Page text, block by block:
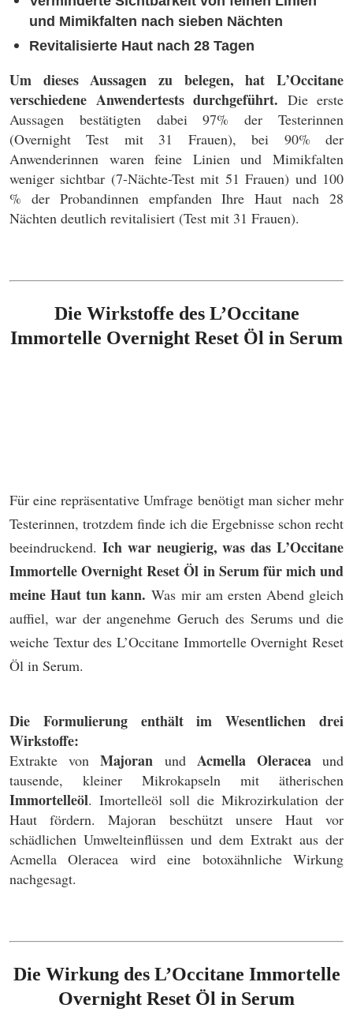
und Mimikfalten nach sieben Nächten
Revitalisierte Haut nach 28 Tagen
Um dieses Aussagen zu belegen, hat L’Occitane
verschiedene Anwendertests durchgeführt. Die erste
Aussagen bestätigten dabei 97% der Testerinnen
(Overnight Test mit 31 Frauen), bei 90% der
Anwenderinnen waren feine Linien und Mimikfalten
weniger sichtbar (7-Nächte-Test mit 51 Frauen) und 100
% der Probandinnen empfanden Ihre Haut nach 28
Nächten deutlich revitalisiert (Test mit 31 Frauen).
Die Wirkstoffe des L’Occitane
Immortelle Overnight Reset Öl in Serum
Für eine repräsentative Umfrage benötigt man sicher mehr
Testerinnen, trotzdem finde ich die Ergebnisse schon recht
beeindruckend. Ich war neugierig, was das L’Occitane
Immortelle Overnight Reset Öl in Serum für mich und
meine Haut tun kann.Was mir am ersten Abend gleich
auffiel, war der angenehme Geruch des Serums und die
weiche Textur des L’Occitane Immortelle Overnight Reset
Öl in Serum.
Die Formulierung enthält im Wesentlichen drei
Wirkstoffe:
Extrakte vonMajoran und Acmella Oleraceaund
tausende, kleiner Mikrokapseln mit ätherischen
Immortelleöl. Imortelleöl soll die Mikrozirkulation der
Haut fördern. Majoran beschützt unsere Haut vor
schädlichen Umwelteinflüssen und dem Extrakt aus der
Acmella Oleracea wird eine botoxähnliche Wirkung
nachgesagt.
Die Wirkung des L’Occitane Immortelle
Overnight Reset Öl in Serum